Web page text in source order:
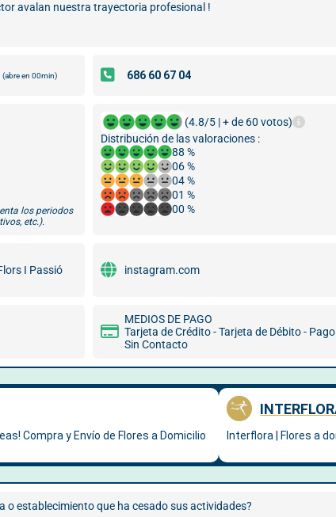
avalan nuestra trayectoria profesional !
(abre en 00min)
los periodos
etc.).
(4.8/5 | + de 60 votos)
Distribución de las valoraciones :
88 %
06 %
04 %
01 %
00 %
I Passió instagram.com
MEDIOS DE PAGO
Tarjeta de Crédito - Tarjeta de Débito - Pago
Sin Contacto
o establecimiento que ha cesado sus actividades?